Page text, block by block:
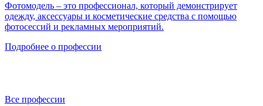
Фотомодель – это профессионал, который демонстрирует
одежду, аксессуары и косметические средства с помощью
фотосессий и рекламных мероприятий.
Подробнее о профессии
Все профессии